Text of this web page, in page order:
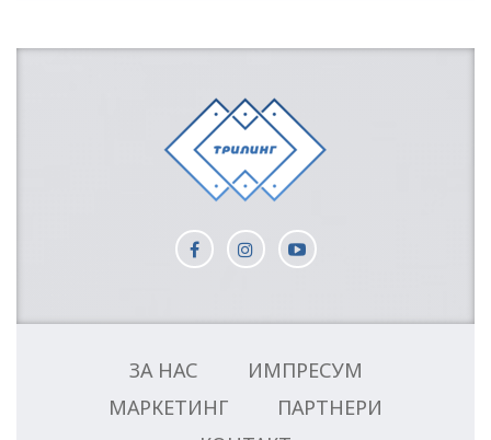
ЗА НАС
ИМПРЕСУМ
МАРКЕТИНГ
ПАРТНЕРИ